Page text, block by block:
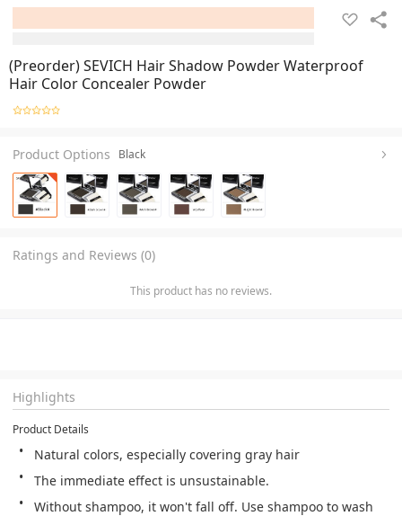
(Preorder) SEVICH Hair Shadow Powder Waterproof
Hair Color Concealer Powder
Product Options Black
Ratings and Reviews (0)
This product has no reviews.
Highlights
Product Details
Natural colors, especially covering gray hair
The immediate effect is unsustainable.
Without shampoo, it won't fall off. Use shampoo to wash